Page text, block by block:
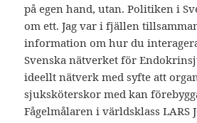
på egen hand, utan. Politiken i
om ett. Jag var i fjällen
information om hur du
Svenska nätverket för
ideellt nätverk med syfte att
sjuksköterskor med kan
Fågelmålaren i världsklass LARS